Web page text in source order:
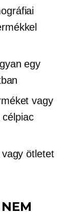
egy
vagy
ötletet